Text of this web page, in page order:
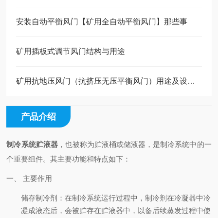
安装自动平衡风门【矿用全自动平衡风门】那些事
矿用插板式调节风门结构与用途
矿用抗地压风门（抗挤压无压平衡风门）用途及设计原因
产品介绍
制冷系统贮液器，也被称为贮液桶或储液器，是制冷系统中的一
个重要组件。其主要功能和特点如下：
一、 主要作用
储存制冷剂 ：在制冷系统运行过程中，制冷剂在冷凝器中冷
凝成液态后，会被贮存在贮液器中，以备后续蒸发过程中使